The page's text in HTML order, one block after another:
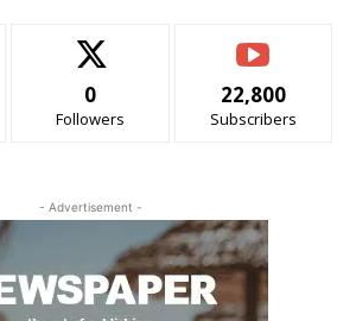
0
Followers
22,800
Subscribers
- Advertisement -